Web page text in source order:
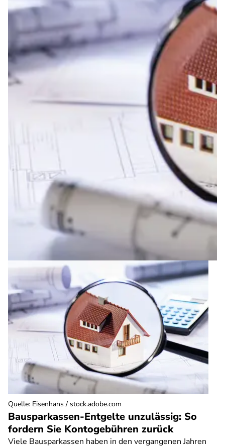
Bausparkassen-Entgelte unzulässig: So
fordern Sie Kontogebühren zurück
Viele Bausparkassen haben in den vergangenen Jahren
Quelle: Eisenhans / stock.adobe.com